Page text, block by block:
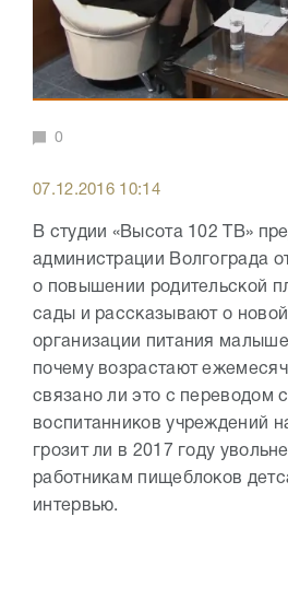
0
07.12.2016 10:14
В студии «Высота 102 ТВ»
администрации Волгограда
о повышении родительской
сады и рассказывают о
организации питания
почему возрастают
связано ли это с переводом
воспитанников учреждений
грозит ли в 2017 году
работникам пищеблоков
интервью.